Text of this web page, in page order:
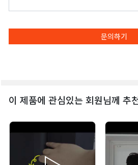
문의하기
이 제품에 관심있는 회원님께 추